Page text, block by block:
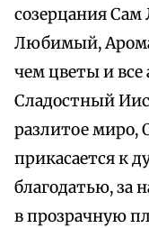
созерцания
Любимый,
чем цветы и
Сладостный
разлитое
прикасается к
благодатью, за
в прозрачную